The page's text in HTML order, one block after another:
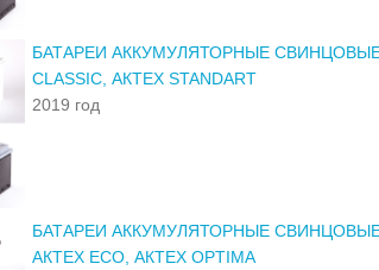
БАТАРЕИ АККУМУЛЯТОРНЫЕ
CLASSIC, АКТЕХ STANDART
2019 год
БАТАРЕИ АККУМУЛЯТОРНЫЕ СВИНЦОВЫЕ
АКТЕХ ECO, АКТЕХ OPTIMA